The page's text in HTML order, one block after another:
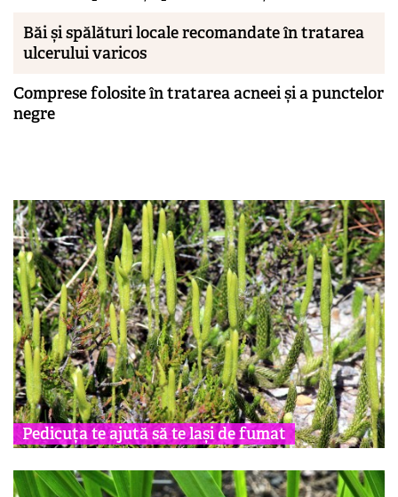
Băi și spălături locale recomandate în tratarea
ulcerului varicos
Comprese folosite în tratarea acneei și a punctelor
negre
Pedicuța te ajută să te lași de fumat